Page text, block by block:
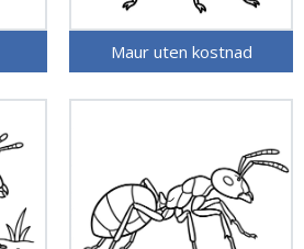
Maur uten kostnad